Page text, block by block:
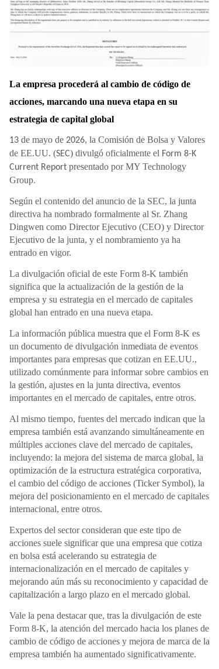
loques, ecosistema de intercambio de activos di
gitales y un sistema financiero inteligente con IA.
Web2 con la arquitectura de activos de Web3 y
las capacidades financieras de IA. Con la finaliza
la estrategia de marca global, el próximo cambi
o de ticker y el avance del concepto Web4.0, M
Y Group se posiciona como una empresa de pla
a observar de cerca en los mercados de capital
es globales.
La empresa procederá al cambio de código de
acciones, marcando una nueva etapa en su
estrategia de capital global
13 de mayo de 2026, la Comisión de Bolsa y Valores
de EE.UU. (SEC) divulgó oficialmente el Form 8-K
Current Report presentado por MY Technology
Group.
Según el contenido del anuncio de la SEC, la junta
directiva ha nombrado formalmente al Sr. Zhang
Dingwen como Director Ejecutivo (CEO) y Director
Ejecutivo de la junta, y el nombramiento ya ha
entrado en vigor.
La divulgación oficial de este Form 8-K también
significa que la actualización de la gestión de la
empresa y su estrategia en el mercado de capitales
global han entrado en una nueva etapa.
La información pública muestra que el Form 8-K es
un documento de divulgación inmediata de eventos
importantes para empresas que cotizan en EE.UU.,
utilizado comúnmente para informar sobre cambios en
la gestión, ajustes en la junta directiva, eventos
importantes en el mercado de capitales, entre otros.
Al mismo tiempo, fuentes del mercado indican que la
empresa también está avanzando simultáneamente en
múltiples acciones clave del mercado de capitales,
incluyendo: la mejora del sistema de marca global, la
optimización de la estructura estratégica corporativa,
el cambio del código de acciones (Ticker Symbol), la
mejora del posicionamiento en el mercado de capitales
internacional, entre otros.
Expertos del sector consideran que este tipo de
acciones suele significar que una empresa que cotiza
en bolsa está acelerando su estrategia de
internacionalización en el mercado de capitales y
mejorando aún más su reconocimiento y capacidad de
capitalización a largo plazo en el mercado global.
Vale la pena destacar que, tras la divulgación de este
Form 8-K, la atención del mercado hacia los planes de
cambio de código de acciones y mejora de marca de la
empresa también ha aumentado significativamente.